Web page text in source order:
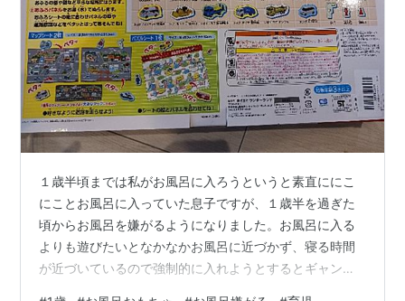
１歳半頃までは私がお風呂に入ろうというと素直ににこ
にことお風呂に入っていた息子ですが、１歳半を過ぎた
頃からお風呂を嫌がるようになりました。お風呂に入る
よりも遊びたいとなかなかお風呂に近づかず、寝る時間
が近づいているので強制的に入れようとするとギャン泣